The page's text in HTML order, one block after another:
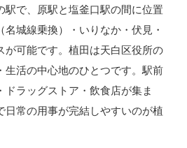
駅で、原駅と塩釜口駅の間に位置
名城線乗換）・いりなか・伏見・
が可能です。植田は天白区役所の
生活の中心地のひとつです。駅前
ドラッグストア・飲食店が集ま
日常の用事が完結しやすいのが植